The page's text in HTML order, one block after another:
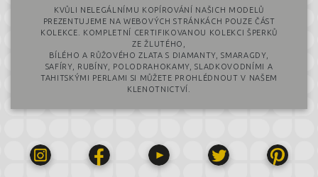
KVŮLI NELEGÁLNÍMU KOPÍROVÁNÍ NAŠICH MODELŮ
PREZENTUJEME NA WEBOVÝCH STRÁNKÁCH POUZE ČÁST
KOLEKCE. KOMPLETNÍ CERTIFIKOVANOU KOLEKCI ŠPERKŮ
ZE ŽLUTÉHO,
BÍLÉHO A RŮŽOVÉHO ZLATA S DIAMANTY, SMARAGDY,
SAFÍRY, RUBÍNY, POLODRAHOKAMY, SLADKOVODNÍMI A
TAHITSKÝMI PERLAMI SI MŮŽETE PROHLÉDNOUT V NAŠEM
KLENOTNICTVÍ.